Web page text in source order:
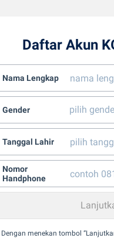
Daftar Akun
Nama Lengkap
Gender
Tanggal Lahir
Nomor
Handphone
Dengan menekan tombol